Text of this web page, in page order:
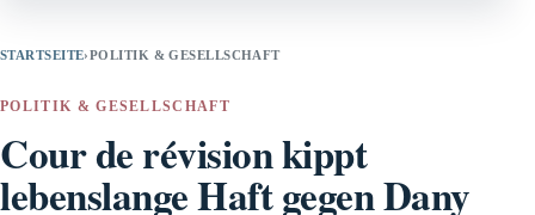
STARTSEITE›POLITIK & GESELLSCHAFT
POLITIK & GESELLSCHAFT
Cour de révision kippt
lebenslange Haft gegen Dany